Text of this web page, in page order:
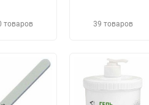
товаров 39 товаров